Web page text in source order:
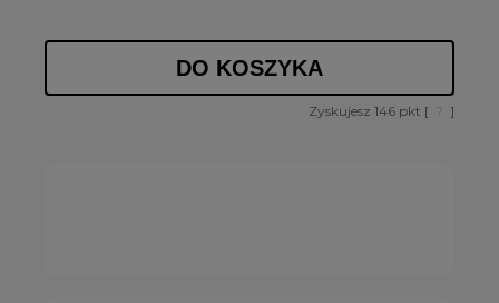
DO KOSZYKA
Zyskujesz 146 pkt [ ? ]